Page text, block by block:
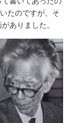
たのですが、そ
ありました。